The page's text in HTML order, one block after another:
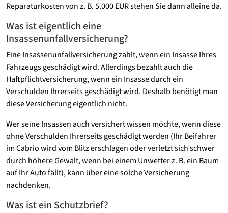
Reparaturkosten von z. B. 5.000 EUR stehen Sie dann alleine da.
Was ist eigentlich eine
Insassenunfallversicherung?
Eine Insassenunfallversicherung zahlt, wenn ein Insasse Ihres
Fahrzeugs geschädigt wird. Allerdings bezahlt auch die
Haftpflichtversicherung, wenn ein Insasse durch ein
Verschulden Ihrerseits geschädigt wird. Deshalb benötigt man
diese Versicherung eigentlich nicht.
Wer seine Insassen auch versichert wissen möchte, wenn diese
ohne Verschulden Ihrerseits geschädigt werden (Ihr Beifahrer
im Cabrio wird vom Blitz erschlagen oder verletzt sich schwer
durch höhere Gewalt, wenn bei einem Unwetter z. B. ein Baum
auf Ihr Auto fällt), kann über eine solche Versicherung
nachdenken.
Was ist ein Schutzbrief?